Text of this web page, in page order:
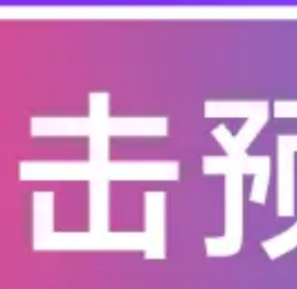
八区
，10.1-18.0 Rainy，18.1-26.0 Cloudy
， qwertyuiop 等）
， 123+SSID+123， 直接